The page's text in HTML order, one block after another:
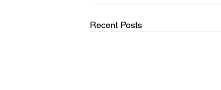
Recent Posts